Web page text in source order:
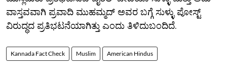
ವಾಸ್ತವವಾಗಿ ಪ್ರವಾದಿ ಮುಹಮ್ಮದ್ ಅವರ ಬಗ್ಗೆ ಸುಳ್ಳು ಪೋಸ್ಟ್
ವಿರುದ್ಧದ ಪ್ರತಿಭಟನೆಯಾಗಿತ್ತು ಎಂದು ತಿಳಿದುಬಂದಿದೆ.
Kannada Fact Check Muslim American Hindus